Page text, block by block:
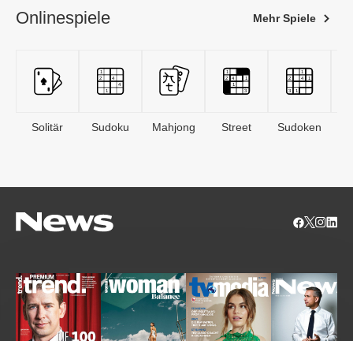
Onlinespiele Mehr Spiele
Solitär Sudoku Mahjong Street Sudoken